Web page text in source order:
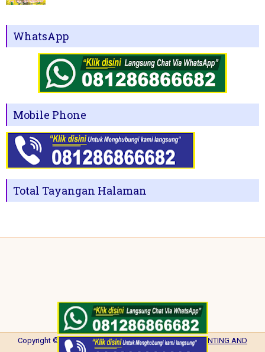
WhatsApp
Mobile Phone
Total Tayangan Halaman
Copyright ©2026NISA PRINTING| Powered byNISA PRINTING AND
PROMOTION